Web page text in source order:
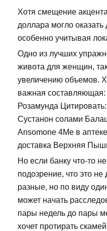
Хотя смещение
доллара могло
особенно учитывая
Одно из лучших
живота для женщин,
увеличению объемов.
важная составляющая:
Розамунда
Сустанон солами
Ansomone 4Me в
доставка Верхняя
Но если банку что-то
подозрение, что это
разные, но по виду
может начать
пары недель до пары
хочет протирать